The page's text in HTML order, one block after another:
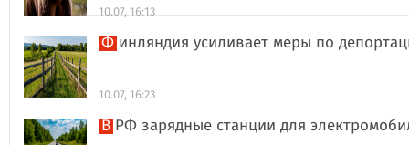
10.07, 16:13
Финляндия усиливает меры по
10.07, 16:23
В РФ зарядные станции для